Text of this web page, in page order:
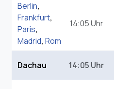
Berlin,
Frankfurt,
Paris,
Madrid, Rom
14:05 Uhr
Dachau 14:05 Uhr